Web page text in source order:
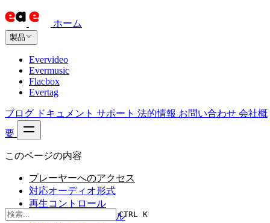
ホーム
製品
Evervideo
Evermusic
Flacbox
Evertag
ブログ ドキュメント サポート 法的情報 お問い合わせ 会社概
要
CTRL K
このページの内容
プレーヤーへのアクセス
対応オーディオ形式
再生コントロール
リピートとシャッフル